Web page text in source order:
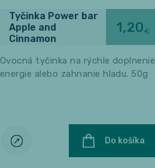
Tyčinka Power bar
Apple and
Cinnamon
1,20€
Ovocná tyčinka na rýchle doplnenie
energie alebo zahnanie hladu. 50g
Do košíka